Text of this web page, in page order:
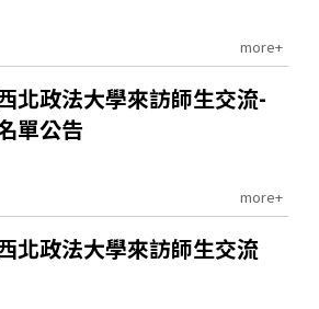
more+
北政法大學來訪師生交流-
單公告
more+
北政法大學來訪師生交流